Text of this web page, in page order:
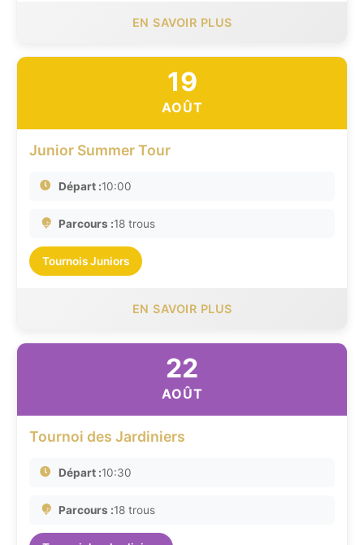
EN SAVOIR PLUS
19
AOÛT
Junior Summer Tour
Départ :10:00
Parcours :18 trous
Tournois Juniors
EN SAVOIR PLUS
22
AOÛT
Tournoi des Jardiniers
Départ :10:30
Parcours :18 trous